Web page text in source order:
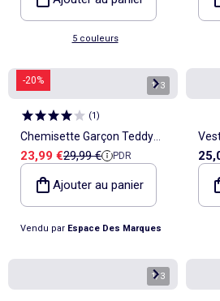
5 couleurs
-20% 1/3
(1)
Chemisette Garçon Teddy
Smith
Prix de vente
23,99 €Prix de référence
29,99 € PDR
Ajouter au panier
Vendu par Espace Des Marques
1/3